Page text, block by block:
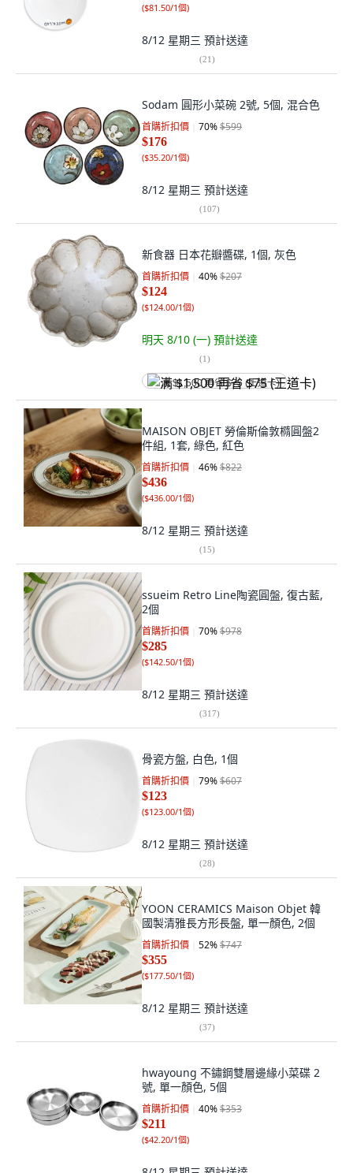
($81.50/1個)
8/12 星期三 預計送達
(21)
Sodam 圓形小菜碗 2號, 5個, 混合色
首購折扣價 70%$599
$176
($35.20/1個)
8/12 星期三 預計送達
(107)
新食器 日本花瓣醬碟, 1個, 灰色
首購折扣價 40%$207
$124
($124.00/1個)
明天 8/10 (一) 預計送達
(1)
满 $1,500 再省 $75 (王道卡)
MAISON OBJET 勞倫斯倫敦橢圓盤2
件組, 1套, 綠色, 紅色
首購折扣價 46%$822
$436
($436.00/1個)
8/12 星期三 預計送達
(15)
ssueim Retro Line陶瓷圓盤, 復古藍,
2個
首購折扣價 70%$978
$285
($142.50/1個)
8/12 星期三 預計送達
(317)
骨瓷方盤, 白色, 1個
首購折扣價 79%$607
$123
($123.00/1個)
8/12 星期三 預計送達
(28)
YOON CERAMICS Maison Objet 韓
國製清雅長方形長盤, 單一顏色, 2個
首購折扣價 52%$747
$355
($177.50/1個)
8/12 星期三 預計送達
(37)
hwayoung 不鏽鋼雙層邊緣小菜碟 2
號, 單一顏色, 5個
首購折扣價 40%$353
$211
($42.20/1個)